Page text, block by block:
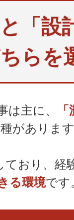
と「設
らを
主に、
がありま
ており、経
る環境です